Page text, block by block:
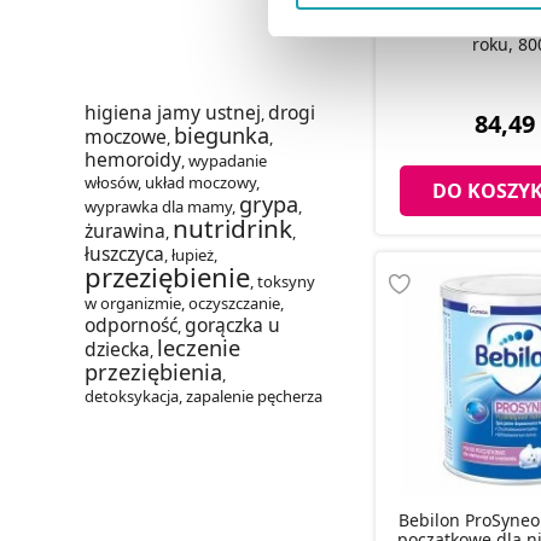
Ciebie danych, które nie są
higiena jamy ustnej,drogi
moczowe, biegunka,
hemoroidy,wypadanie
włosów, układ moczowy,
wyprawka dla mamy, grypa,
żurawina, nutridrink,
łuszczyca,łupież,
przeziębienie,toksyny
w organizmie,oczyszczanie,
odporność,gorączka u
dziecka, leczenie
przeziębienia,
detoksykacja,zapalenie pęcherza
Bebilon Profutura
roku,
84,49
DO
Bebilon